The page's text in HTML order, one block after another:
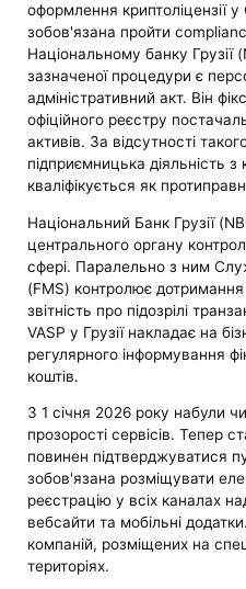
оформлення криптоліцензії у
зобов'язана пройти
Національному банку
зазначеної процедури є
адміністративний акт. Він
офіційного реєстру
активів. За відсутності
підприємницька діяльність
кваліфікується як
Національний Банк Грузії
центрального органу
сфері. Паралельно з ним
(FMS) контролює
звітність про підозрілі
VASP у Грузії накладає на
регулярного інформування
коштів.
З 1 січня 2026 року набули
прозорості сервісів. Тепер
повинен підтверджуватися
зобов'язана розміщувати
реєстрацію у всіх каналах
вебсайти та мобільні
компаній, розміщених на
територіях.